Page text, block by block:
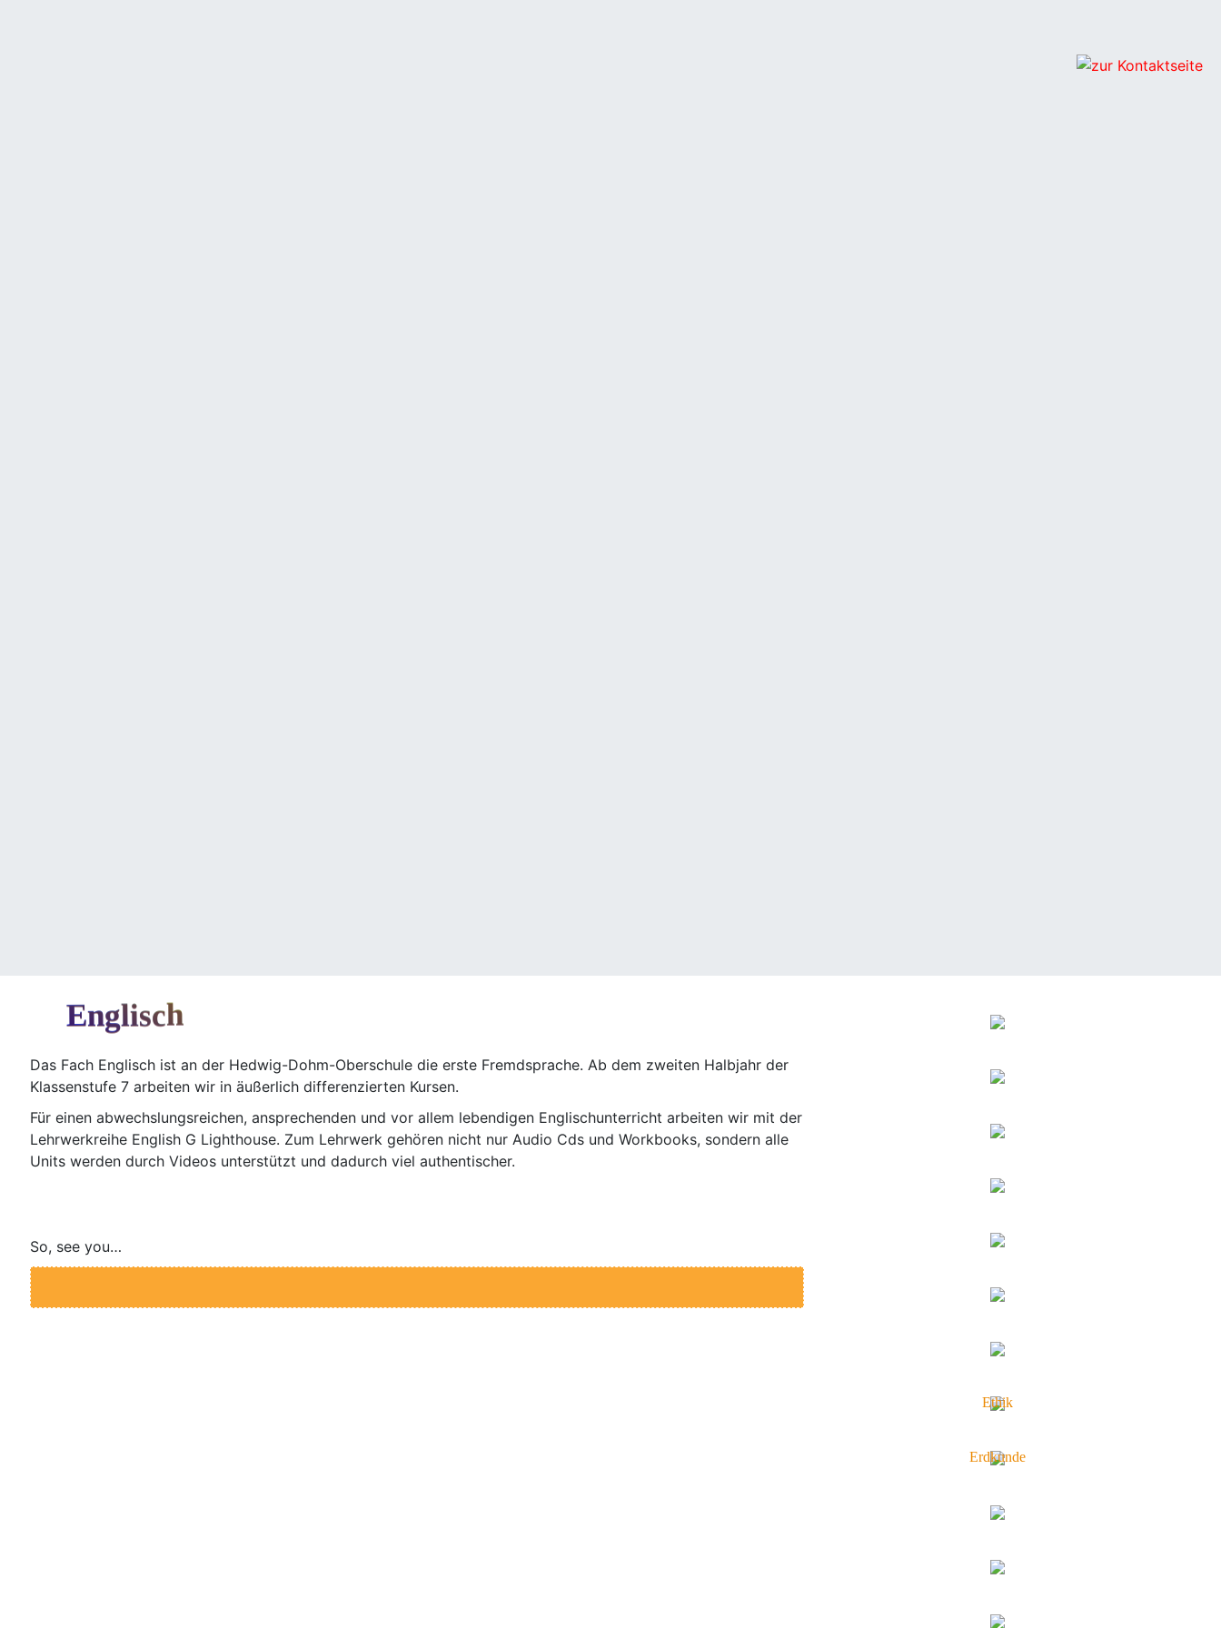
Englisch
Das Fach Eng­lisch ist an der Hedwig-Dohm-Oberschule die ers­te Fremd­spra­che. Ab dem zwei­ten Halb­jahr der
Klas­sen­stu­fe 7 arbei­ten wir in äußer­lich dif­fe­ren­zier­ten Kursen.
Für einen abwechs­lungs­rei­chen, anspre­chen­den und vor allem leben­di­gen Eng­lisch­un­ter­richt arbei­ten wir mit der
Lehr­werk­rei­he Eng­lish G Light­house. Zum Lehr­werk gehö­ren nicht nur Audio Cds und Work­books, son­dern alle
Units wer­den durch Vide­os unter­stützt und dadurch viel authentischer.
So, see you…
Ethik
Erdkunde